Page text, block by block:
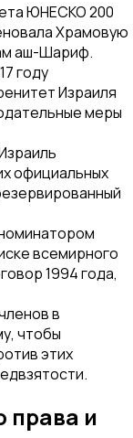
ЮНЕСКО 200
Храмовую
аш-Шариф.
году
Израиля
меры
официальных
всемирного
1994 года,
в
чтобы
этих
права и